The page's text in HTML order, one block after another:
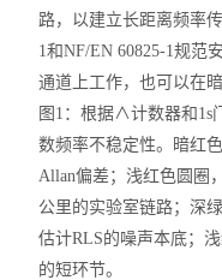
路，以建立长距离频率
1和NF/EN 60825-1规范
通道上工作，也可以在
图 1：根据∧计数器和1s
数频率不稳定性。暗红
Allan偏差；浅红色圆圈
公里的实验室链路；深
估计RLS的噪声本底；
的短环节。